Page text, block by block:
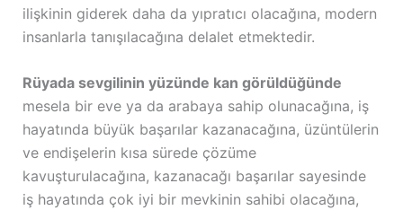
ilişkinin giderek daha da yıpratıcı olacağına, modern
insanlarla tanışılacağına delalet etmektedir.
Rüyada sevgilinin yüzünde kan görüldüğünde
mesela bir eve ya da arabaya sahip olunacağına, iş
hayatında büyük başarılar kazanacağına, üzüntülerin
ve endişelerin kısa sürede çözüme
kavuşturulacağına, kazanacağı başarılar sayesinde
iş hayatında çok iyi bir mevkinin sahibi olacağına,